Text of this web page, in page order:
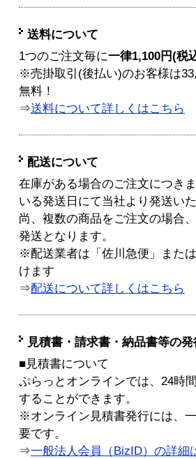
送料について
1つのご注文毎に一律1,100円(税
※売掛取引(後払い)のお客様は
無料！
⇒送料について詳しくはこちら
配送について
在庫がある場合のご注文につき
いる発送日にて当社より発送い
尚、複数の商品をご注文の場合
発送となります。
※配送業者は「佐川急便」また
けます
⇒配送について詳しくはこちら
見積書・請求書・納品書等の
■見積書について
ぷらっとオンラインでは、24時
することができます。
※オンライン見積書発行には、
要です。
⇒一般法人会員（BizID）の詳細